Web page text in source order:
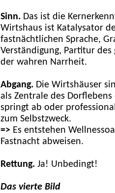
Sinn. Das ist die
Wirtshaus ist Katalysator
fastnächtlichen Sprache,
Verständigung, Partitur des
der wahren Narrheit.
Abgang. Die Wirtshäuser
als Zentrale des
springt ab oder
zum Selbstzweck.
=> Es entstehen
Fastnacht abweisen.
Rettung. Ja! Unbedingt!
Das vierte Bild